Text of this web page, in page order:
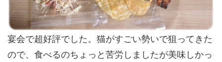
宴会で超好評でした。猫がすごい勢いで狙ってきた
ので、食べるのちょっと苦労しましたが美味しかっ